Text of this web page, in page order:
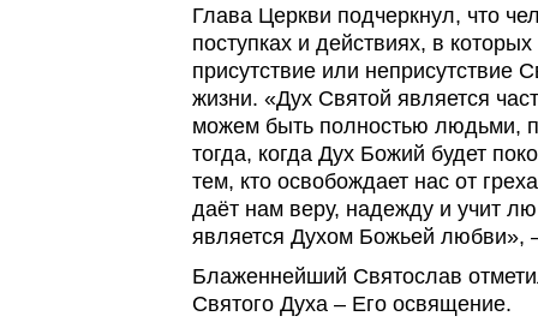
Глава Церкви подчеркнул, что
поступках и действиях, в
присутствие или неприсутствие
жизни. «Дух Святой является
можем быть полностью людьми,
тогда, когда Дух Божий будет
тем, кто освобождает нас от
даёт нам веру, надежду и учит
является Духом Божьей любви»,
Блаженнейший Святослав
Святого Духа – Его освящение.